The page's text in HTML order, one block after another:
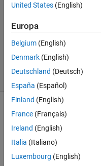
Aggiornato
31 Gen
2023
11
Visualizzazioni
United States (English)
Europa
Belgium (English)
Denmark (English)
Deutschland (Deutsch)
España (Español)
Finland (English)
France (Français)
Ireland (English)
Italia (Italiano)
Luxembourg (English)